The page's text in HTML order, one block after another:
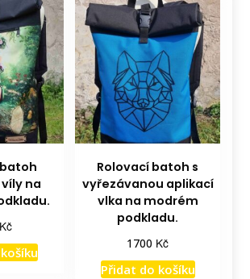
na
Kč
Rolovací batoh s
vyřezávanou aplikací
vlka na modrém
podkladu.
1700 Kč
Přidat do košíku